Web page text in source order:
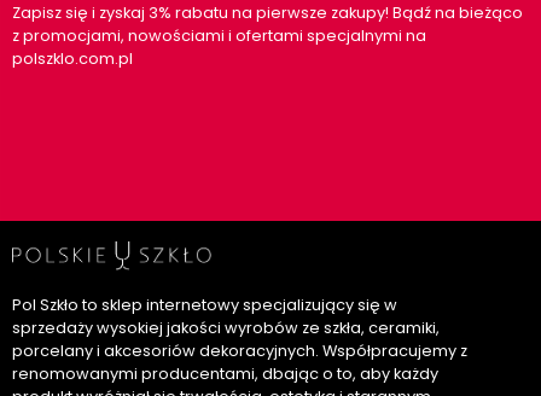
Zapisz się i zyskaj 3% rabatu na pierwsze zakupy! Bądź na bieżąco
z promocjami, nowościami i ofertami specjalnymi na
polszklo.com.pl
Pol Szkło to sklep internetowy specjalizujący się w
sprzedaży wysokiej jakości wyrobów ze szkła, ceramiki,
porcelany i akcesoriów dekoracyjnych. Współpracujemy z
renomowanymi producentami, dbając o to, aby każdy